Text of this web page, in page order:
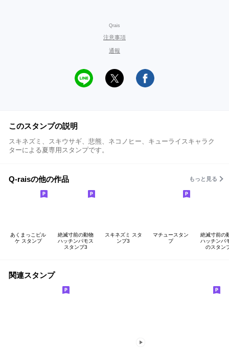
Qrais
注意事項
通報
このスタンプの説明
スキネズミ、スキウサギ、悲熊、ネコノヒー、キューライスキャラク
ターによる夏専用スタンプです。
Q-raisの他の作品 もっと見る
あくまっこピル
ケ スタンプ
絶滅寸前の動物
ハッチンパモス
スタンプ3
スキネズミ スタ
ンプ3
マチュースタン
プ
絶滅寸前の
ハッチンパ
のスタン
関連スタンプ